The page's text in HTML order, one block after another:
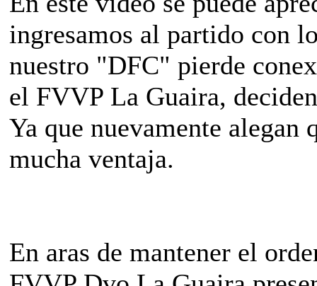
ingresamos al partido con
nuestro "DFC" pierde
el FVVP La Guaira,
Ya que nuevamente alegan
mucha ventaja.
En aras de mantener el